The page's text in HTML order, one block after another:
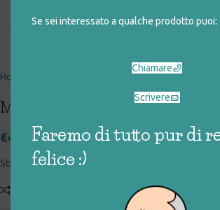
Se sei interessato a qualche prodotto puoi:
Chiamare
Scrivere
Faremo di tutto pur di
felice :)
Home speciali legno
MULA – PIOLI E MARTELLO
€4,00
Stimola la manualità dei più piccoli
Aggiungi alla lista